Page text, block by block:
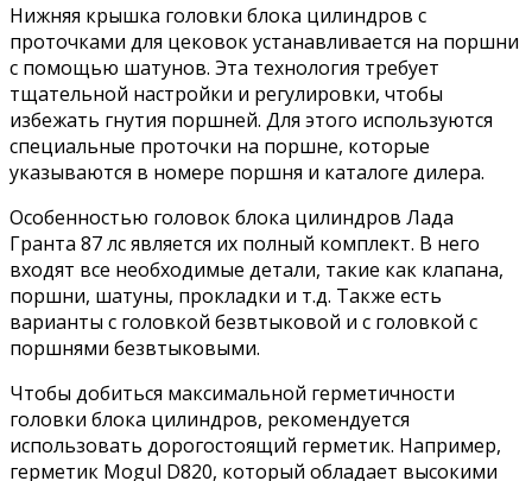
Нижняя крышка головки блока цилиндров с
проточками для цековок устанавливается на поршни
с помощью шатунов. Эта технология требует
тщательной настройки и регулировки, чтобы
избежать гнутия поршней. Для этого используются
специальные проточки на поршне, которые
указываются в номере поршня и каталоге дилера.
Особенностью головок блока цилиндров Лада
Гранта 87 лс является их полный комплект. В него
входят все необходимые детали, такие как клапана,
поршни, шатуны, прокладки и т.д. Также есть
варианты с головкой безвтыковой и с головкой с
поршнями безвтыковыми.
Чтобы добиться максимальной герметичности
головки блока цилиндров, рекомендуется
использовать дорогостоящий герметик. Например,
герметик Mogul D820, который обладает высокими